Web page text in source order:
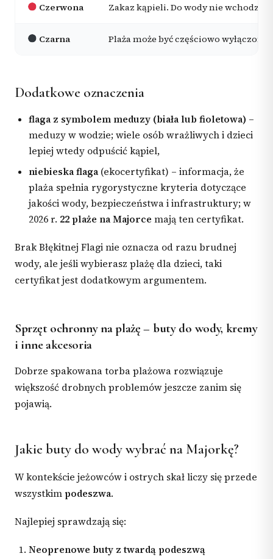
Czerwona Zakaz kąpieli. Do wody nie
Czarna Plaża może być częściowo
Dodatkowe oznaczenia
flaga z symbolem meduzy (biała lub fioletowa) –
meduzy w wodzie; wiele osób wrażliwych i dzieci
lepiej wtedy odpuścić kąpiel,
niebieska flaga(ekocertyfikat) – informacja, że
plaża spełnia rygorystyczne kryteria dotyczące
jakości wody, bezpieczeństwa i infrastruktury; w
2026 r. 22 plaże na Majorce mają ten certyfikat.
Brak Błękitnej Flagi nie oznacza od razu brudnej
wody, ale jeśli wybierasz plażę dla dzieci, taki
certyfikat jest dodatkowym argumentem.
Sprzęt ochronny na plażę – buty do wody, kremy
i inne akcesoria
Dobrze spakowana torba plażowa rozwiązuje
większość drobnych problemów jeszcze zanim się
pojawią.
Jakie buty do wody wybrać na Majorkę?
W kontekście jeżowców i ostrych skał liczy się przede
wszystkim podeszwa.
Najlepiej sprawdzają się:
Neoprenowe buty z twardą podeszwą